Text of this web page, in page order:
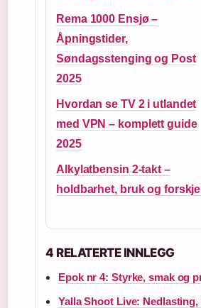
Rema 1000 Ensjø –
Åpningstider,
Søndagsstenging og Post
2025
Hvordan se TV 2 i utlandet
med VPN – komplett guide
2025
Alkylatbensin 2-takt –
holdbarhet, bruk og
4 RELATERTE INNLEGG
Epok nr 4: Styrke, smak og
Yalla Shoot Live: